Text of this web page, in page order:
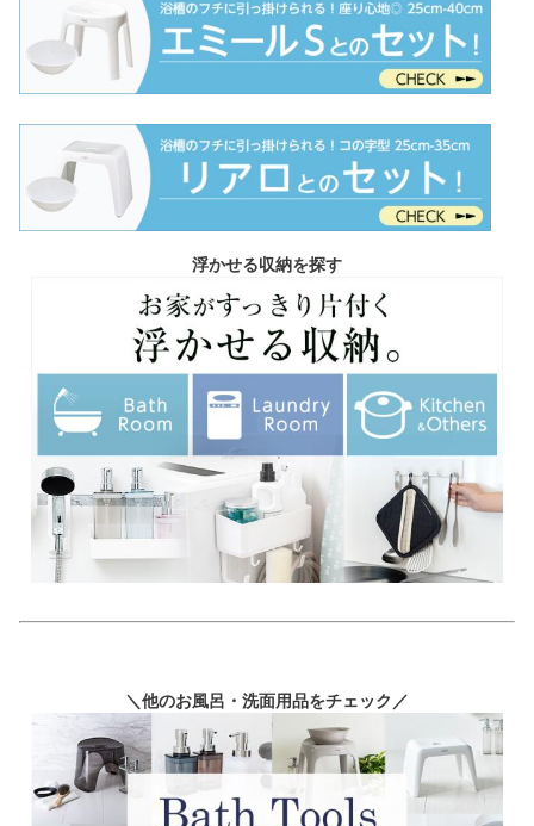
浮かせる収納を探す
＼他のお風呂・洗面用品をチェック／